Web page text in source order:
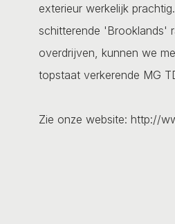
exterieur werkelijk
schitterende 'Brooklands'
overdrijven, kunnen we
topstaat verkerende MG
Zie onze website: http://